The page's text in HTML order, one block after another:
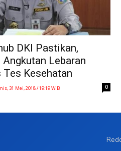
DKI Pastikan,
Lebaran
Kesehatan
31 Mei, 2018 / 19:19 WIB 0